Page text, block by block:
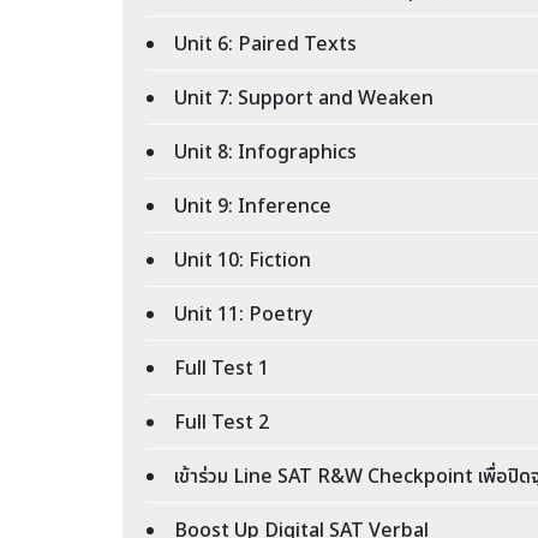
Unit 6: Paired Texts
Unit 7: Support and Weaken
Unit 8: Infographics
Unit 9: Inference
Unit 10: Fiction
Unit 11: Poetry
Full Test 1
Full Test 2
เข้าร่วม Line SAT R&W Checkpoint เพื่อปิ
ฺBoost Up Digital SAT Verbal